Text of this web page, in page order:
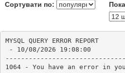
Сортувати по:
MYSQL QUERY ERROR REPORT
- 10/08/2026 19:08:00
1064 - You have an error in